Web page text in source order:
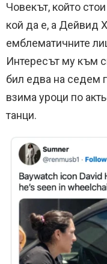
Човекът, който
кой да е, а Дейвид
емблематичните
Интересът му към
бил едва на седем
взима уроци по
танци.